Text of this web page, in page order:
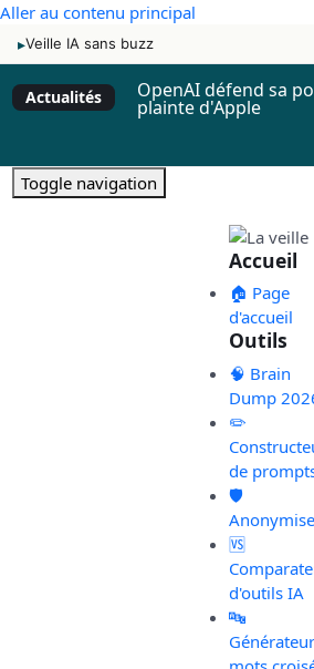
Aller au contenu principal
▸Veille IA sans buzz
Actualités OpenAI défend sa
plainte d'Apple
Toggle navigation
Accueil
🏠 Page
d'accueil
Outils
🧠 Brain
Dump
✏️
de
🛡️
🆚
d'outils IA
🔤
Générateur